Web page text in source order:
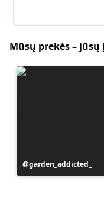
Mūsų prekės –
Įrašą
paskelbė
garden_addicted_